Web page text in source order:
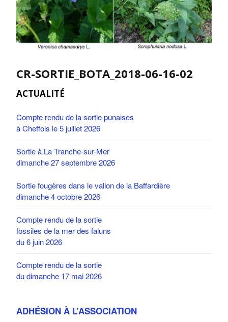
CR-SORTIE_BOTA_2018-06-16-02
ACTUALITÉ
Compte rendu de la sortie punaises
à Cheffois le 5 juillet 2026
Sortie à La Tranche-sur-Mer
dimanche 27 septembre 2026
Sortie fougères dans le vallon de la Baffardière
dimanche 4 octobre 2026
Compte rendu de la sortie
fossiles de la mer des faluns
du 6 juin 2026
Compte rendu de la sortie
du dimanche 17 mai 2026
ADHÉSION À L’ASSOCIATION